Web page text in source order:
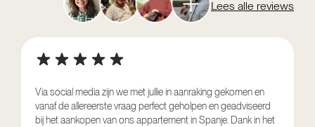
Lees alle reviews
Via social media zijn we met jullie in aanraking gekomen en
vanaf de allereerste vraag perfect geholpen en geadviseerd
bij het aankopen van ons appartement in Spanje. Dank in het